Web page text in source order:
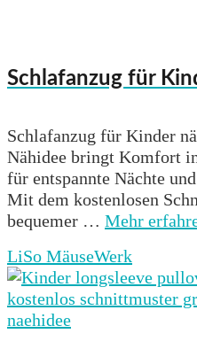
Schlafanzug für
Schlafanzug für Kinder
Nähidee bringt Komfort
für entspannte Nächte
Mit dem kostenlosen
bequemer … Mehr
LiSo MäuseWerk